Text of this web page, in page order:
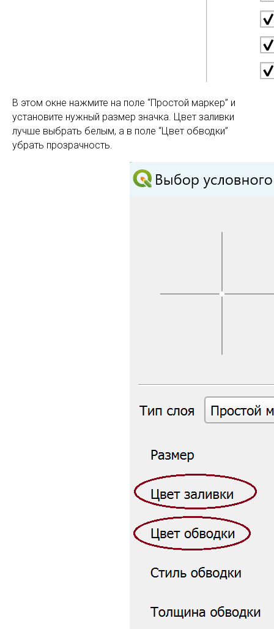
В этом окне нажмите на поле “Простой маркер” и
установите нужный размер значка. Цвет заливки
лучше выбрать белым, а в поле “Цвет обводки”
убрать прозрачность.